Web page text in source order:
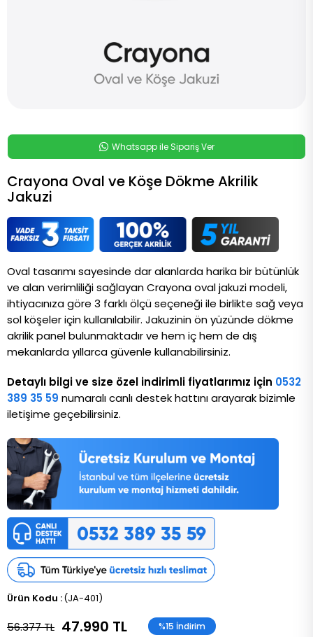
Whatsapp ile Sipariş Ver
Crayona Oval ve Köşe Dökme Akrilik
Jakuzi
Oval tasarımı sayesinde dar alanlarda harika bir bütünlük
ve alan verimliliği sağlayan Crayona oval jakuzi modeli,
ihtiyacınıza göre 3 farklı ölçü seçeneği ile birlikte sağ veya
sol köşeler için kullanılabilir. Jakuzinin ön yüzünde dökme
akrilik panel bulunmaktadır ve hem iç hem de dış
mekanlarda yıllarca güvenle kullanabilirsiniz.
Detaylı bilgi ve size özel indirimli fiyatlarımız için 0532
389 35 59 numaralı canlı destek hattını arayarak bizimle
iletişime geçebilirsiniz.
(JA-401)
56.377 TL 47.990 TL %15 İndirim